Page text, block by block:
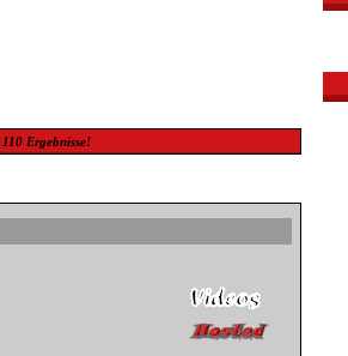
110 Ergebnisse!